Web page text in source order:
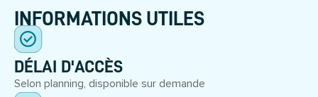
INFORMATIONS UTILES
DÉLAI D'ACCÈS
Selon planning, disponible sur demande